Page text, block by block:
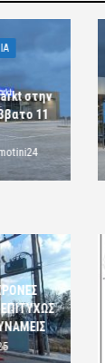
στην
11